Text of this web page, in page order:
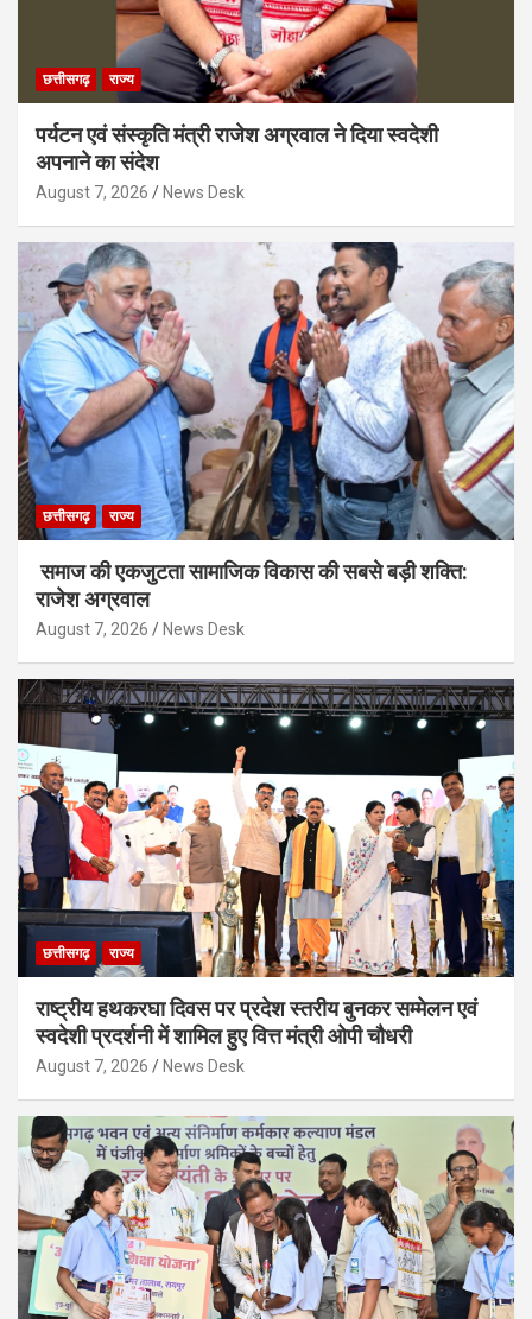
छत्तीसगढ़ राज्य
पर्यटन एवं संस्कृति मंत्री राजेश अग्रवाल ने दिया स्वदेशी
अपनाने का संदेश
August 7, 2026 News Desk
छत्तीसगढ़ राज्य
समाज की एकजुटता सामाजिक विकास की सबसे बड़ी शक्ति:
राजेश अग्रवाल
August 7, 2026 News Desk
छत्तीसगढ़ राज्य
राष्ट्रीय हथकरघा दिवस पर प्रदेश स्तरीय बुनकर सम्मेलन एवं
स्वदेशी प्रदर्शनी में शामिल हुए वित्त मंत्री ओपी चौधरी
August 7, 2026 News Desk